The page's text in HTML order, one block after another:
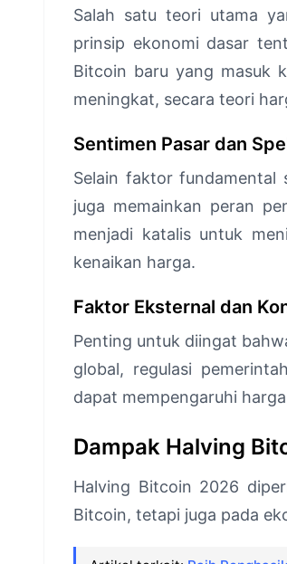
Salah satu teori utama
prinsip ekonomi dasar
Bitcoin baru yang masuk
meningkat, secara teori
Sentimen Pasar dan
Selain faktor fundamental
juga memainkan peran
menjadi katalis untuk
kenaikan harga.
Faktor Eksternal dan
Penting untuk diingat
global, regulasi
dapat mempengaruhi
Dampak Halving
Halving Bitcoin 2026
Bitcoin, tetapi juga pada